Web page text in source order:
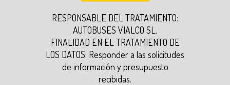
RESPONSABLE DEL TRATAMIENTO:
AUTOBUSES VIALCO SL.
FINALIDAD EN EL TRATAMIENTO DE
LOS DATOS: Responder a las solicitudes
de información y presupuesto
recibidas.